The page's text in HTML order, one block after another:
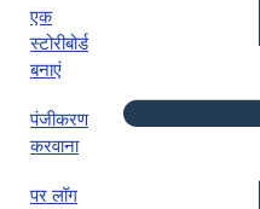
एक
स्टोरीबोर्ड
बनाएं
पंजीकरण
करवाना
पर लॉग